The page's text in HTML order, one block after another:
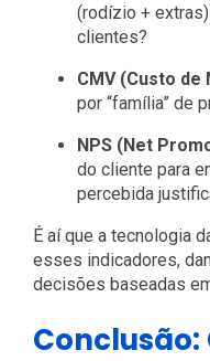
(rodízio +
clientes?
CMV (Custo de
por “família” de
NPS (Net
do cliente para
percebida
É aí que a tecnologia
esses indicadores,
decisões baseadas
Conclusão: